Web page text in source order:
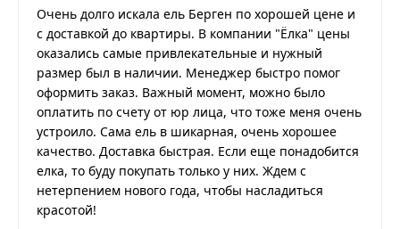
Очень долго искала ель Берген по хорошей цене и
с доставкой до квартиры. В компании "Ёлка" цены
оказались самые привлекательные и нужный
размер был в наличии. Менеджер быстро помог
оформить заказ. Важный момент, можно было
оплатить по счету от юр лица, что тоже меня очень
устроило. Сама ель в шикарная, очень хорошее
качество. Доставка быстрая. Если еще понадобится
елка, то буду покупать только у них. Ждем с
нетерпением нового года, чтобы насладиться
красотой!